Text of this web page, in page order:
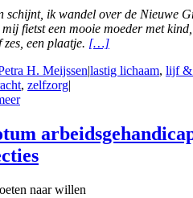
schijnt, ik wandel over de Nieuwe
fietst een mooie moeder met
een plaatje. […]
H. Meijssen|lastig lichaam, lijf &
, zelfzorg|
naar willen